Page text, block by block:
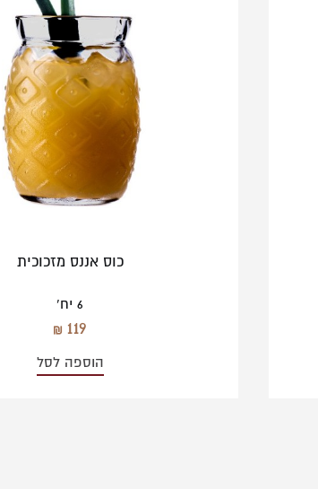
כוס אננס מזכוכית
6 יח'
119
הוספה לסל